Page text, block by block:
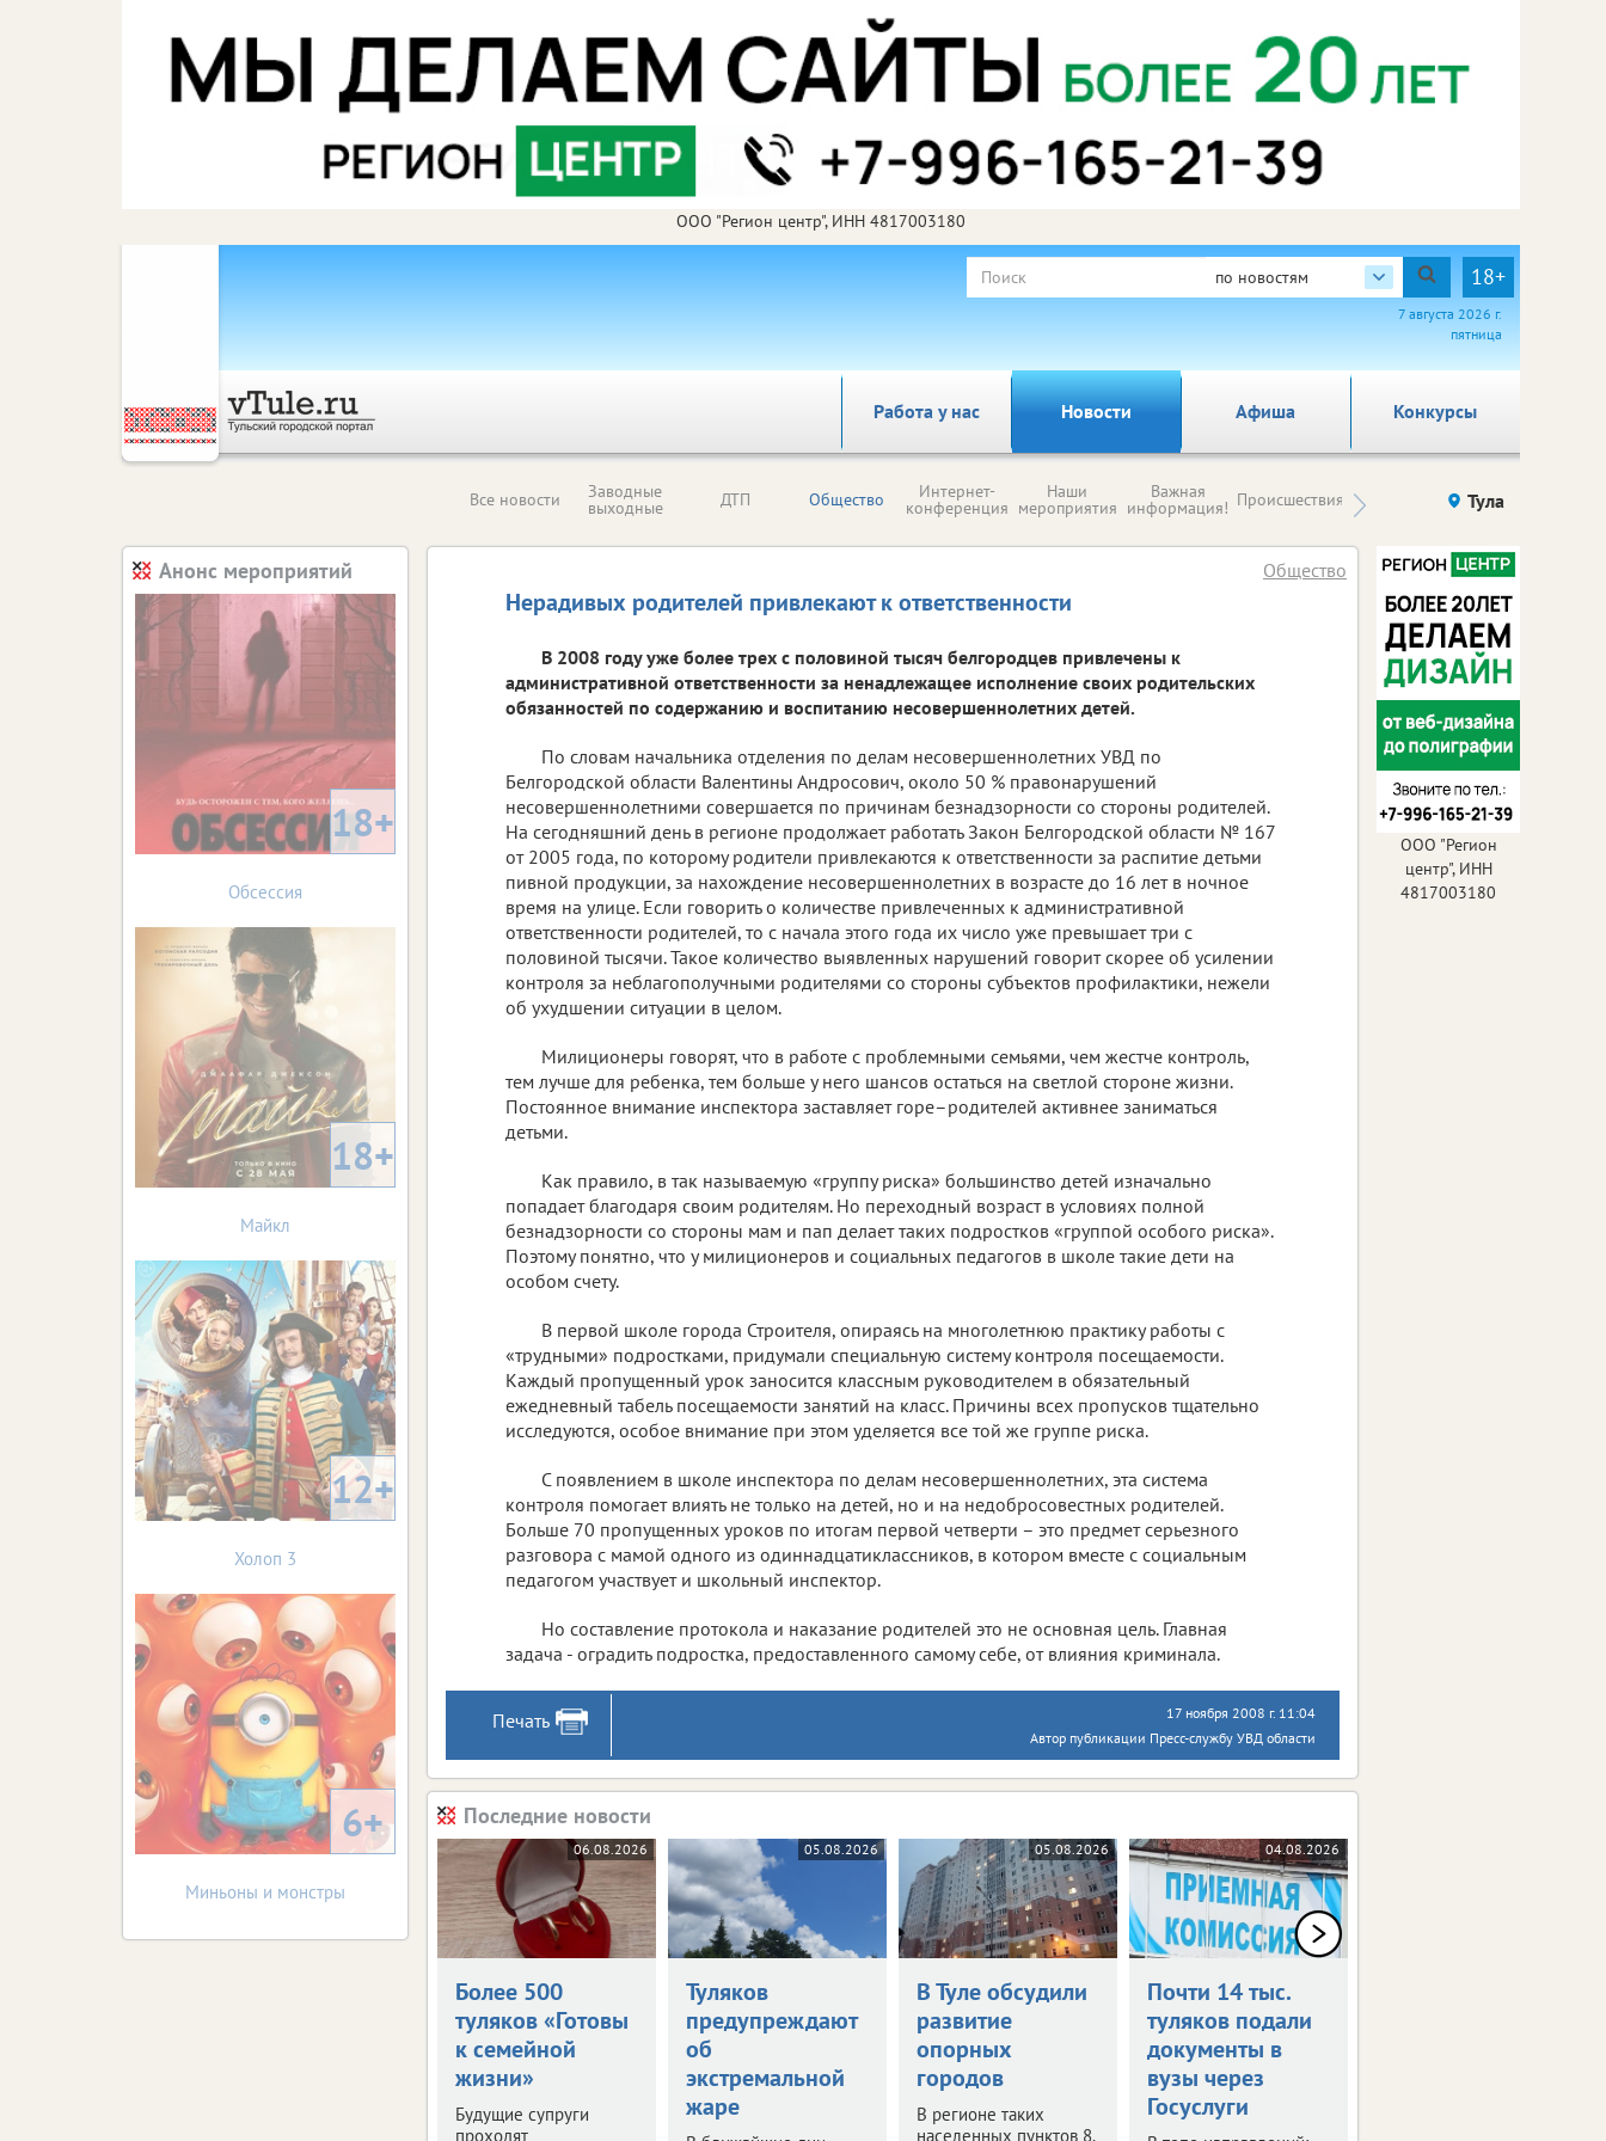
ООО "Регион центр", ИНН 4817003180
по новостям 18+
7 августа 2026 г.
пятница
Работа у нас Новости Афиша Конкурсы
Все новости Заводные
выходные ДТП Общество Интернет-
конференция
Наши
мероприятия
Важная
информация! Происшествия Здоровье компаний (на
Тула
Нерадивых родителей привлекают к ответственности
Общество
В 2008 году уже более трех с половиной тысяч белгородцев привлечены к
административной ответственности за ненадлежащее исполнение своих родительских
обязанностей по содержанию и воспитанию несовершеннолетних детей.
По словам начальника отделения по делам несовершеннолетних УВД по
Белгородской области Валентины Андросович, около 50 % правонарушений
несовершеннолетними совершается по причинам безнадзорности со стороны родителей.
На сегодняшний день в регионе продолжает работать Закон Белгородской области № 167
от 2005 года, по которому родители привлекаются к ответственности за распитие детьми
пивной продукции, за нахождение несовершеннолетних в возрасте до 16 лет в ночное
время на улице. Если говорить о количестве привлеченных к административной
ответственности родителей, то с начала этого года их число уже превышает три с
половиной тысячи. Такое количество выявленных нарушений говорит скорее об усилении
контроля за неблагополучными родителями со стороны субъектов профилактики, нежели
об ухудшении ситуации в целом.
Милиционеры говорят, что в работе с проблемными семьями, чем жестче контроль,
тем лучше для ребенка, тем больше у него шансов остаться на светлой стороне жизни.
Постоянное внимание инспектора заставляет горе–родителей активнее заниматься
детьми.
Как правило, в так называемую «группу риска» большинство детей изначально
попадает благодаря своим родителям. Но переходный возраст в условиях полной
безнадзорности со стороны мам и пап делает таких подростков «группой особого риска».
Поэтому понятно, что у милиционеров и социальных педагогов в школе такие дети на
особом счету.
В первой школе города Строителя, опираясь на многолетнюю практику работы с
«трудными» подростками, придумали специальную систему контроля посещаемости.
Каждый пропущенный урок заносится классным руководителем в обязательный
ежедневный табель посещаемости занятий на класс. Причины всех пропусков тщательно
исследуются, особое внимание при этом уделяется все той же группе риска.
С появлением в школе инспектора по делам несовершеннолетних, эта система
контроля помогает влиять не только на детей, но и на недобросовестных родителей.
Больше 70 пропущенных уроков по итогам первой четверти – это предмет серьезного
разговора с мамой одного из одиннадцатиклассников, в котором вместе с социальным
педагогом участвует и школьный инспектор.
Но составление протокола и наказание родителей это не основная цель. Главная
задача - оградить подростка, предоставленного самому себе, от влияния криминала.
Печать
17 ноября 2008 г. 11:04
Автор публикации Пресс-службу УВД области
Последние новости
06.08.2026
Более 500
туляков «Готовы
к семейной
жизни»
Будущие супруги
проходят
05.08.2026
Туляков
предупреждают
об
экстремальной
жаре
05.08.2026
В Туле обсудили
развитие
опорных
городов
В регионе таких
населенных пунктов 8.
04.08.2026
Почти 14 тыс.
туляков подали
документы в
вузы через
Госуслуги
Анонс мероприятий
18+
Обсессия
18+
Майкл
12+
Холоп 3
6+
Миньоны и монстры
ООО "Регион
центр", ИНН
4817003180